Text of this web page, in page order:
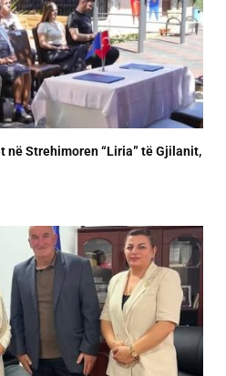
në Strehimoren “Liria” të Gjilanit,